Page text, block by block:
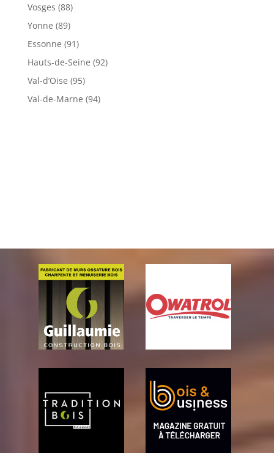
Vosges (88)
Yonne (89)
Essonne (91)
Hauts-de-Seine (92)
Val-d’Oise (95)
Val-de-Marne (94)